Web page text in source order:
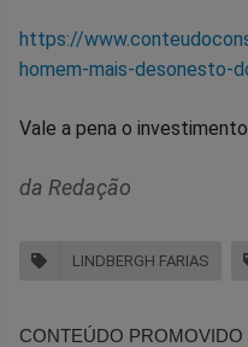
https://
homem-mais-desonesto-
Vale a pena o
da Redação
LINDBERGH FARIAS